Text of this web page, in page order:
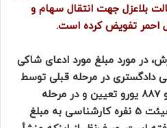
بلاعزل جهت انتقال سهام و
احمر تفویض کرده است.
در مورد مبلغ مورد ادعای شاکی
دادگستری در مرحله قبلی توسط
هیئت 3 نفره مبلغ 873 هزار و 887 یورو تعیین و در مرحله
تجدیدنظر و بر اساس نظریه هیئت 5 نفره کارشناسی به مبلغ